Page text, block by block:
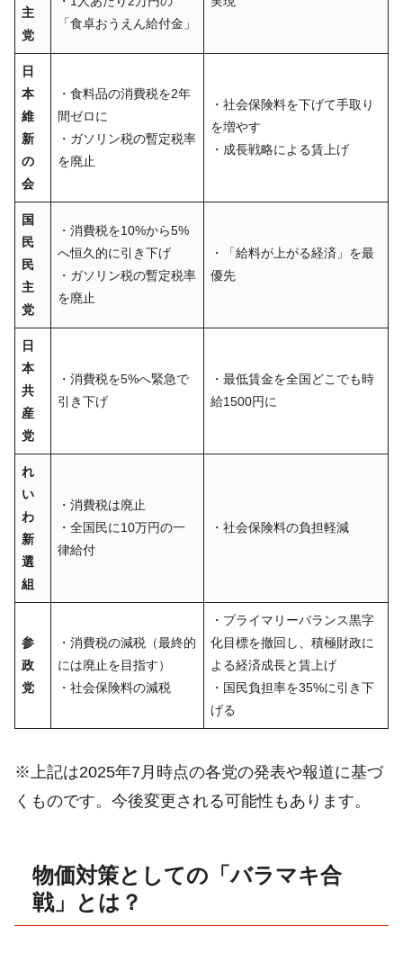
主
党
「食卓おうえん給付金」
日
本
維
新
の
会
・食料品の消費税を2年
間ゼロに
・ガソリン税の暫定税率
を廃止
・社会保険料を下げて手取り
を増やす
・成長戦略による賃上げ
国
民
民
主
党
・消費税を10%から5%
へ恒久的に引き下げ
・ガソリン税の暫定税率
を廃止
・「給料が上がる経済」を最
優先
日
本
共
産
党
・消費税を5%へ緊急で
引き下げ
・最低賃金を全国どこでも時
給1500円に
れ
い
わ
新
選
組
・消費税は廃止
・全国民に10万円の一
律給付
・社会保険料の負担軽減
参
政
党
・消費税の減税（最終的
には廃止を目指す）
・社会保険料の減税
・プライマリーバランス黒字
化目標を撤回し、積極財政に
よる経済成長と賃上げ
・国民負担率を35%に引き下
げる
※上記は2025年7月時点の各党の発表や報道に基づ
くものです。今後変更される可能性もあります。
物価対策としての「バラマキ合
戦」とは？